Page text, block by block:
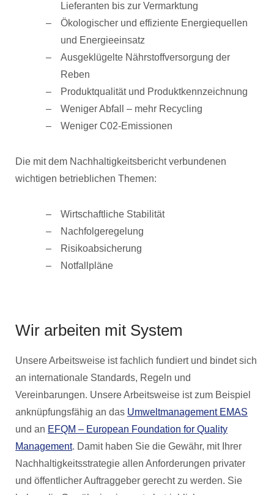
Lieferanten bis zur Vermarktung
Ökologischer und effiziente Energiequellen
und Energieeinsatz
Ausgeklügelte Nährstoffversorgung der
Reben
Produktqualität und Produktkennzeichnung
Weniger Abfall – mehr Recycling
Weniger C02-Emissionen
Die mit dem Nachhaltigkeitsbericht verbundenen
wichtigen betrieblichen Themen:
Wirtschaftliche Stabilität
Nachfolgeregelung
Risikoabsicherung
Notfallpläne
Wir arbeiten mit System
Unsere Arbeitsweise ist fachlich fundiert und bindet sich
an internationale Standards, Regeln und
Vereinbarungen. Unsere Arbeitsweise ist zum Beispiel
anknüpfungsfähig an das Umweltmanagement EMAS
und an EFQM – European Foundation for Quality
Management. Damit haben Sie die Gewähr, mit Ihrer
Nachhaltigkeitsstrategie allen Anforderungen privater
und öffentlicher Auftraggeber gerecht zu werden. Sie